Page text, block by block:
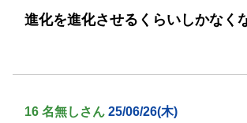
進化を進化させるくらいしかなく
16 名無しさん 25/06/26(木)